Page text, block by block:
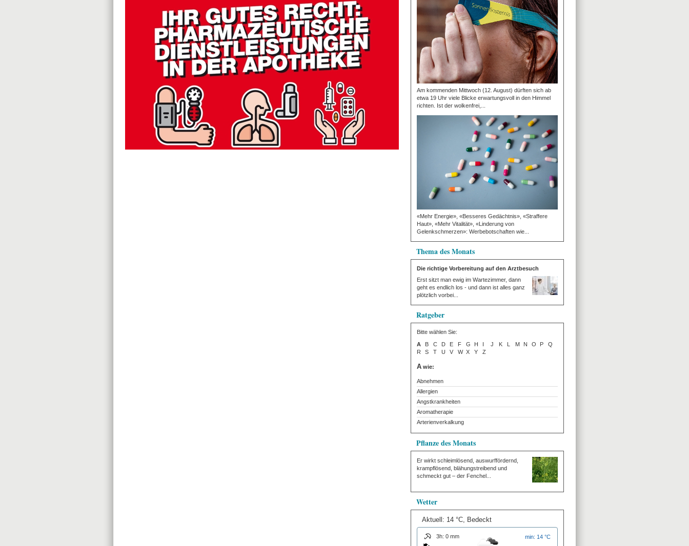
Am kommenden Mittwoch (12. August) dürften sich ab
etwa 19 Uhr viele Blicke erwartungsvoll in den Himmel
richten. Ist der wolkenfrei,...
«Mehr Energie», «Besseres Gedächtnis», «Straffere
Haut», «Mehr Vitalität», «Linderung von
Gelenkschmerzen»: Werbebotschaften wie...
Thema des Monats
Die richtige Vorbereitung auf den Arztbesuch
Erst sitzt man ewig im Wartezimmer, dann
geht es endlich los - und dann ist alles ganz
plötzlich vorbei...
Ratgeber
Bitte wählen Sie:
A
B C D E F G H I J K L M N O P
Q
R
S T U V W X Y Z
A wie:
Abnehmen
Allergien
Angstkrankheiten
Aromatherapie
Arterienverkalkung
Pflanze des Monats
Er wirkt schleimlösend, auswurffördernd,
krampflösend, blähungstreibend und
schmeckt gut – der Fenchel...
Wetter
Aktuell: 14 °C, Bedeckt
3h: 0 mm
min: 14 °C